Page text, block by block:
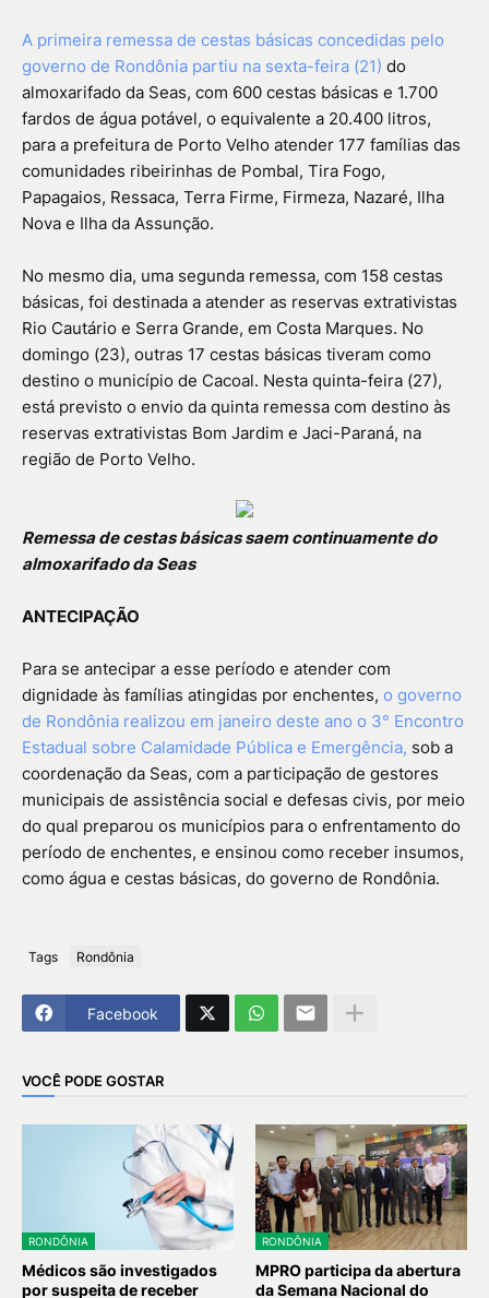
A primeira remessa de cestas básicas concedidas pelo
governo de Rondônia partiu na sexta-feira (21) do
almoxarifado da Seas, com 600 cestas básicas e 1.700
fardos de água potável, o equivalente a 20.400 litros,
para a prefeitura de Porto Velho atender 177 famílias das
comunidades ribeirinhas de Pombal, Tira Fogo,
Papagaios, Ressaca, Terra Firme, Firmeza, Nazaré, Ilha
Nova e Ilha da Assunção.
No mesmo dia, uma segunda remessa, com 158 cestas
básicas, foi destinada a atender as reservas extrativistas
Rio Cautário e Serra Grande, em Costa Marques. No
domingo (23), outras 17 cestas básicas tiveram como
destino o município de Cacoal. Nesta quinta-feira (27),
está previsto o envio da quinta remessa com destino às
reservas extrativistas Bom Jardim e Jaci-Paraná, na
região de Porto Velho.
Remessa de cestas básicas saem continuamente do
almoxarifado da Seas
ANTECIPAÇÃO
Para se antecipar a esse período e atender com
dignidade às famílias atingidas por enchentes, o governo
de Rondônia realizou em janeiro deste ano o 3° Encontro
Estadual sobre Calamidade Pública e Emergência, sob a
coordenação da Seas, com a participação de gestores
municipais de assistência social e defesas civis, por meio
do qual preparou os municípios para o enfrentamento do
período de enchentes, e ensinou como receber insumos,
como água e cestas básicas, do governo de Rondônia.
Tags Rondônia
Facebook
VOCÊ PODE GOSTAR
RONDÔNIA
Médicos são investigados
por suspeita de receber
RONDÔNIA
MPRO participa da abertura
da Semana Nacional do